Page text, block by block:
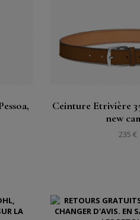
Voir
Ceinture Etrivière
new
235 €